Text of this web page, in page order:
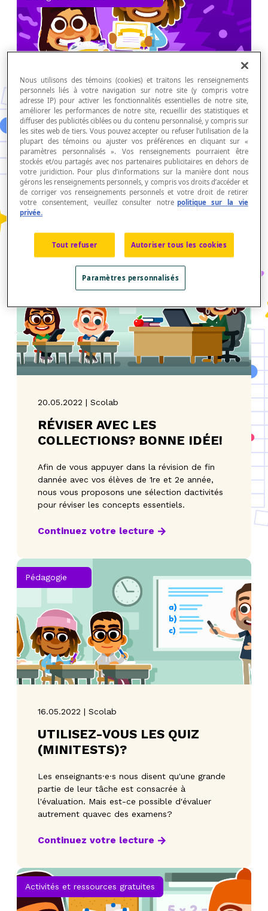
03.06.2022 | Scolab
SOULIGNEZ LEURS EFFORTS
AVEC DES CERTIFICATS
PERSONNALISÉS!
Soulignez les bons coups des élèves avec des
certificats personnalisés gratuits à télécharger.
Profitez-en dès aujourdhui!
20.05.2022 | Scolab
RÉVISER AVEC LES
COLLECTIONS? BONNE IDÉE!
Afin de vous appuyer dans la révision de fin
dannée avec vos élèves de 1re et 2e année,
nous vous proposons une sélection dactivités
pour réviser les concepts essentiels.
Continuez votre lecture
Pédagogie
16.05.2022 | Scolab
UTILISEZ-VOUS LES QUIZ
(MINITESTS)?
Les enseignants·e·s nous disent qu'une grande
partie de leur tâche est consacrée à
l'évaluation. Mais est-ce possible d'évaluer
autrement quavec des examens?
Continuez votre lecture
Activités et ressources gratuites
Nous utilisons des témoins (cookies) et traitons les renseignements
personnels liés à votre navigation sur notre site (y compris votre
adresse IP) pour activer les fonctionnalités essentielles de notre site,
améliorer les performances de notre site, recueillir des statistiques et
diffuser des publicités ciblées ou du contenu personnalisé, y compris sur
les sites web de tiers. Vous pouvez accepter ou refuser l’utilisation de la
plupart des témoins ou ajuster vos préférences en cliquant sur «
paramètres personnalisés ». Vos renseignements pourraient être
stockés et/ou partagés avec nos partenaires publicitaires en dehors de
votre juridiction. Pour plus d’informations sur la manière dont nous
gérons les renseignements personnels, y compris vos droits d’accéder et
de corriger vos renseignements personnels et votre droit de retirer
votre consentement, veuillez consulter notre politique sur la vie
privée.
Tout refuser Autoriser tous les cookies
Paramètres personnalisés